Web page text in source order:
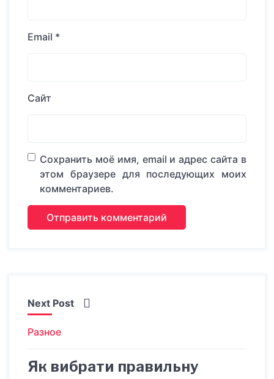
Email *
Сайт
Сохранить моё имя, email и адрес сайта в
этом браузере для последующих моих
комментариев.
Next Post
Разное
Як вибрати правильну